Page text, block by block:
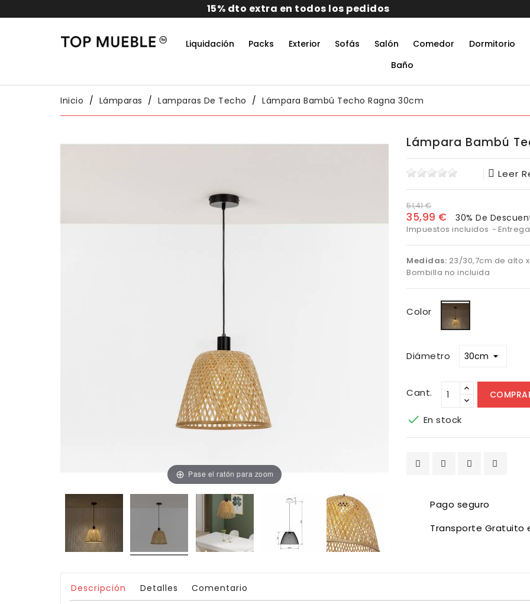
Liquidación Packs Exterior Sofás Salón Comedor Dormitorio
Baño
Inicio Lámparas Lamparas De Techo Lámpara Bambú Techo Ragna 30cm
Pase el ratón para zoom
Lámpara Bambú
Leer
51,41 €
35,99 € 30% De
Impuestos incluidos
Medidas: 23/30,7cm de alto
Bombilla no incluida
Color Bambú
Diámetro
Cant.
 En stock
Pago seguro
Transporte Gratuito
Descripción Detalles Comentario